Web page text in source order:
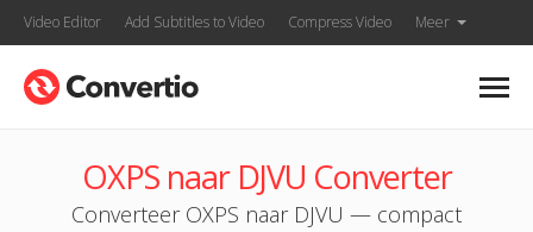
Video Editor Add Subtitles to Video Compress Video Meer
OXPS naar DJVU Converter
Converteer OXPS naar DJVU — compact